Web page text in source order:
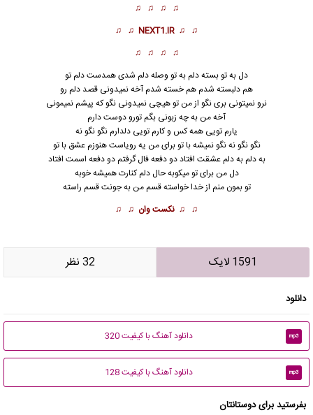
♫ ♫ ♫ ♫
♫ ♫
NEXT1.IR
♫ ♫
♫ ♫ ♫ ♫
دل به تو بسته دلم به تو وصله دلم شدی همدست دلم تو
هم دلبسته شدم هم خسته شدم آخه نمیدونی قصد دلم رو
نرو نمیتونی بری نگو از من تو هیچی نمیدونی نگو که پیشم نمیمونی
آخه من به چه زبونی بگم تورو دوست دارم
یارم تویی همه کس و کارم تویی دلدارم نگو نگو نه
نگو نگو نه نگو نمیشه با تو برای من یه رویاست هنوزم عشق با تو
به دلم به دلم عشقت افتاد دو دفعه فال گرفتم دو دفعه اسمت افتاد
دل من برای تو میکوبه حال دلم کنارت همیشه خوبه
تو بمون منم از خدا خواسته قسم من به جونت قسم راسته
♫ ♫ نکست وان ♫ ♫
1591 لایک 32 نظر
دانلود
mp3 دانلود آهنگ با کیفیت 320
mp3 دانلود آهنگ با کیفیت 128
بفرستید برای دوستانتان